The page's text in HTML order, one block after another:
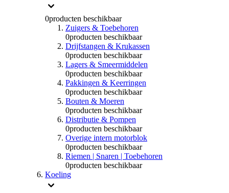
0producten beschikbaar
Zuigers & Toebehoren
0producten beschikbaar
Drijfstangen & Krukassen
0producten beschikbaar
Lagers & Smeermiddelen
0producten beschikbaar
Pakkingen & Keerringen
0producten beschikbaar
Bouten & Moeren
0producten beschikbaar
Distributie & Pompen
0producten beschikbaar
Overige intern motorblok
0producten beschikbaar
Riemen | Snaren | Toebehoren
0producten beschikbaar
Koeling